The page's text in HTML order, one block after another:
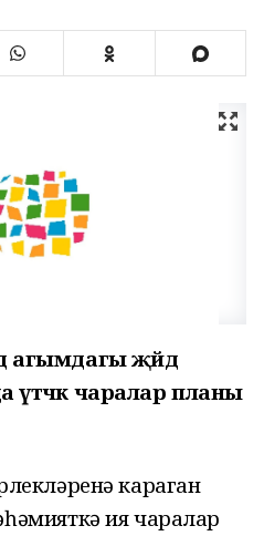
агымдагы җәйдә
чаралар планы
караган
ия чаралар